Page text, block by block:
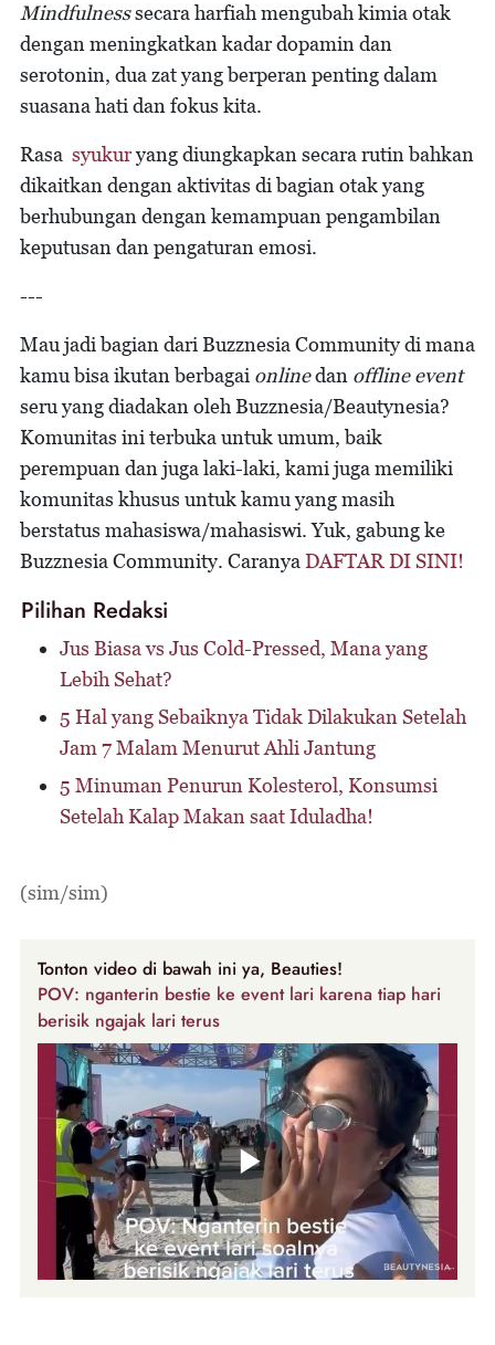
Mindfulnesssecara harfiah mengubah kimia otak
dengan meningkatkan kadar dopamin dan
serotonin, dua zat yang berperan penting dalam
suasana hati dan fokus kita.
Rasa syukuryang diungkapkan secara rutin bahkan
dikaitkan dengan aktivitas di bagian otak yang
berhubungan dengan kemampuan pengambilan
keputusan dan pengaturan emosi.
---
Mau jadi bagian dari Buzznesia Community di mana
kamu bisa ikutan berbagai onlinedan offline event
seru yang diadakan oleh Buzznesia/Beautynesia?
Komunitas ini terbuka untuk umum, baik
perempuan dan juga laki-laki, kami juga memiliki
komunitas khusus untuk kamu yang masih
berstatus mahasiswa/mahasiswi. Yuk, gabung ke
Buzznesia Community. Caranya DAFTAR DI SINI!
Pilihan Redaksi
Jus Biasa vs Jus Cold-Pressed, Mana yang
Lebih Sehat?
5 Hal yang Sebaiknya Tidak Dilakukan Setelah
Jam 7 Malam Menurut Ahli Jantung
5 Minuman Penurun Kolesterol, Konsumsi
Setelah Kalap Makan saat Iduladha!
(sim/sim)
Tonton video di bawah ini ya, Beauties!
POV: nganterin bestie ke event lari karena tiap hari
berisik ngajak lari terus